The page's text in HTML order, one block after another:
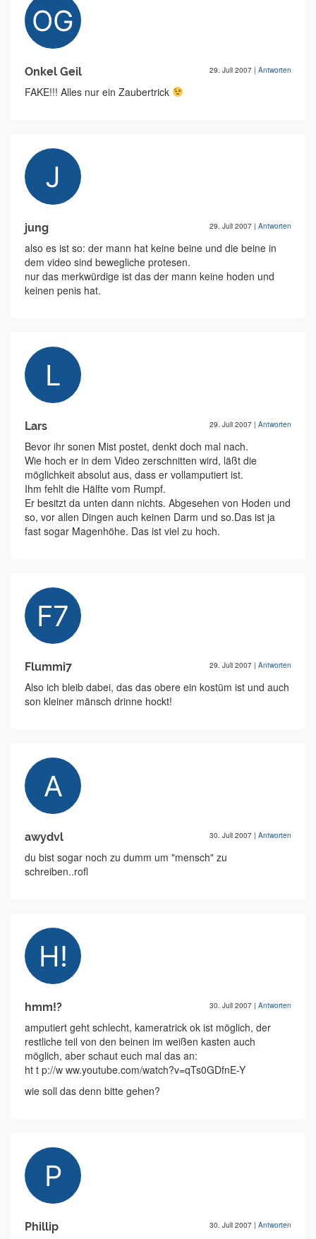
Onkel Geil 29. Juli 2007 | Antworten
FAKE!!! Alles nur ein Zaubertrick
jung 29. Juli 2007 | Antworten
also es ist so: der mann hat keine beine und die beine in
dem video sind bewegliche protesen.
nur das merkwürdige ist das der mann keine hoden und
keinen penis hat.
Lars 29. Juli 2007 | Antworten
Bevor ihr sonen Mist postet, denkt doch mal nach.
Wie hoch er in dem Video zerschnitten wird, läßt die
möglichkeit absolut aus, dass er vollamputiert ist.
Ihm fehlt die Hälfte vom Rumpf.
Er besitzt da unten dann nichts. Abgesehen von Hoden und
so, vor allen Dingen auch keinen Darm und so.Das ist ja
fast sogar Magenhöhe. Das ist viel zu hoch.
Flummi7 29. Juli 2007 | Antworten
Also ich bleib dabei, das das obere ein kostüm ist und auch
son kleiner mänsch drinne hockt!
awydvl 30. Juli 2007 | Antworten
du bist sogar noch zu dumm um "mensch" zu
schreiben..rofl
hmm!? 30. Juli 2007 | Antworten
amputiert geht schlecht, kameratrick ok ist möglich, der
restliche teil von den beinen im weißen kasten auch
möglich, aber schaut euch mal das an:
ht t p://w ww.youtube.com/watch?v=qTs0GDfnE-Y
wie soll das denn bitte gehen?
Phillip 30. Juli 2007 | Antworten